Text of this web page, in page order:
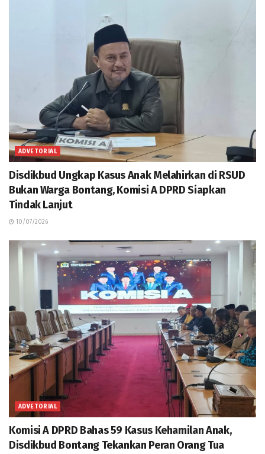
ADVETORIAL
Disdikbud Ungkap Kasus Anak Melahirkan di RSUD
Bukan Warga Bontang, Komisi A DPRD Siapkan
Tindak Lanjut
10/07/2026
ADVETORIAL
Komisi A DPRD Bahas 59 Kasus Kehamilan Anak,
Disdikbud Bontang Tekankan Peran Orang Tua